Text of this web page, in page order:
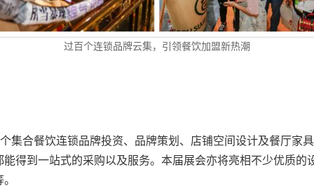
过百个连锁品牌云集，引领餐饮加盟新热潮
集合餐饮连锁品牌投资、品牌策划、店铺空间设计及餐厅家
得到一站式的采购以及服务。本届展会亦将亮相不少优质